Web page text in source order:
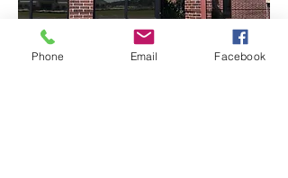
Phone Email Facebook